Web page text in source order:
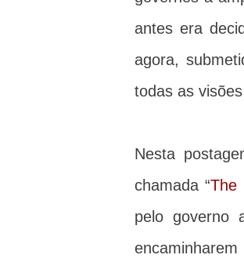
antes era
agora,
todas as
Nesta
chamada “The
pelo governo